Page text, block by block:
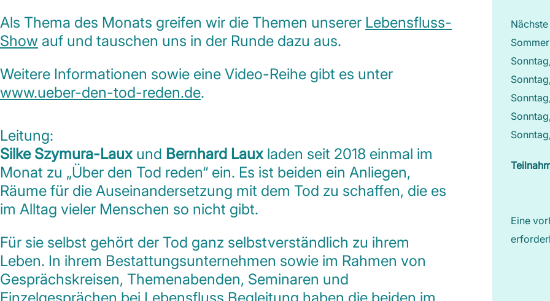
Als Thema des Monats greifen wir die Themen unserer Lebensfluss-
Show auf und tauschen uns in der Runde dazu aus.
Weitere Informationen sowie eine Video-Reihe gibt es unter
www.ueber-den-tod-reden.de.
Leitung:
Silke Szymura-Laux und Bernhard Laux laden seit 2018 einmal im
Monat zu „Über den Tod reden“ ein. Es ist beiden ein Anliegen,
Räume für die Auseinandersetzung mit dem Tod zu schaffen, die es
im Alltag vieler Menschen so nicht gibt.
Für sie selbst gehört der Tod ganz selbstverständlich zu ihrem
Leben. In ihrem Bestattungsunternehmen sowie im Rahmen von
Gesprächskreisen, Themenabenden, Seminaren und
Einzelgesprächen bei Lebensfluss Begleitung haben die beiden im
Eine